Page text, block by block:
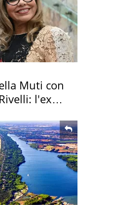
Muti con
l'ex